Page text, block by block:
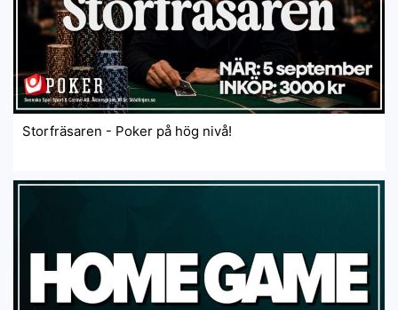
Storfräsaren - Poker på hög nivå!